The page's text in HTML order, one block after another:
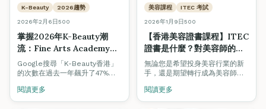
K-Beauty 2026趨勢
2026年2月6日500
掌握2026年K-Beauty潮
流：Fine Arts Academy課
程如何提升您的專業技能
Google搜尋「K-Beauty香港」
的次數在過去一年飆升了47%。
新韓國美容趨勢如何重新定義香
港美容行業，以及如何透過專業
閱讀更多
美容課程 ITEC 考試
2026年1月9日500
【香港美容證書課程】ITEC
證書是什麼？對美容師的職
涯有幫助嗎？
無論您是希望投身美容行業的新
手，還是期望轉行成為美容師的
程時，證書的認受性至關重要。
閱讀更多